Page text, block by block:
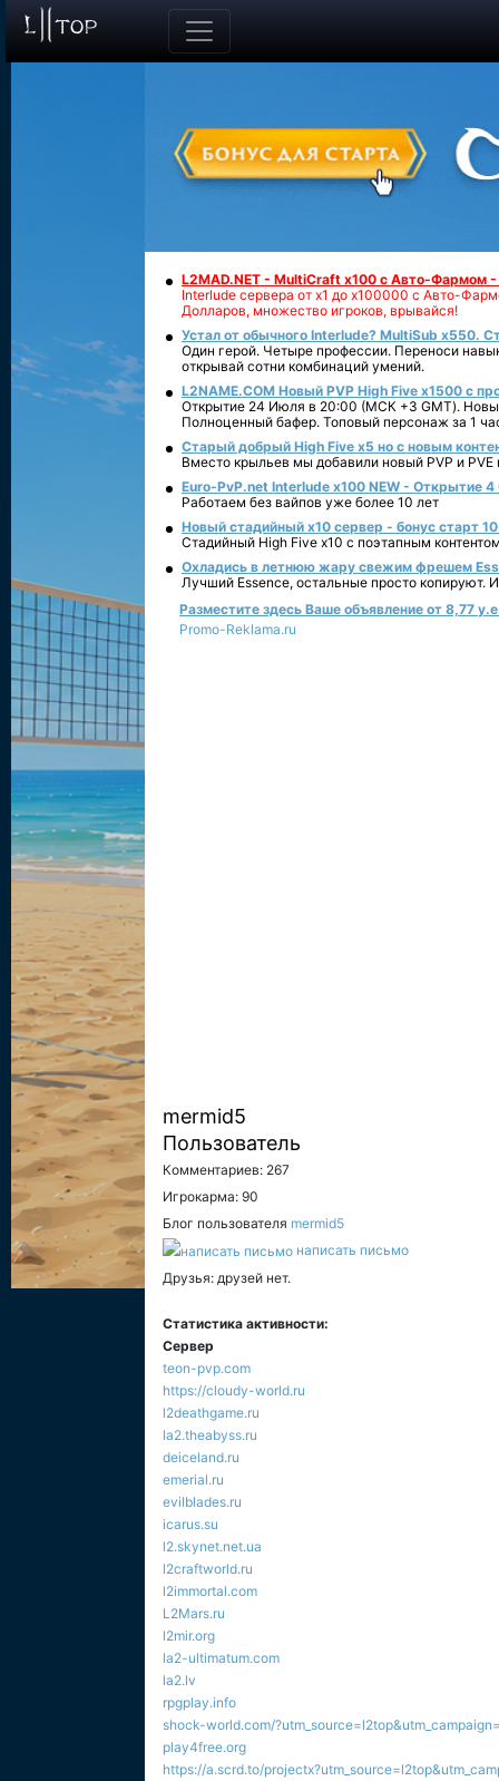
L2MAD.NET - MultiCraft x100 с Авто-Фармом
Interlude сервера от х1 до х100000 с Авто-
Долларов, множество игроков, врывайся!
Устал от обычного Interlude? MultiSub x550.
Один герой. Четыре профессии. Переноси
открывай сотни комбинаций умений.
L2NAME.COM Новый PVP High Five x1500 с
Открытие 24 Июля в 20:00 (МСК +3 GMT).
Полноценный бафер. Топовый персонаж за 1
Старый добрый High Five x5 но с новым
Вместо крыльев мы добавили новый PVP и PVE
Euro-PvP.net Interlude х100 NEW - Открытие 4
Работаем без вайпов уже более 10 лет
Новый стадийный х10 сервер - бонус старт
Стадийный High Five x10 с поэтапным
Охладись в летнюю жару свежим фрешем
Лучший Essence, остальные просто копируют.
Разместите здесь Ваше объявление от 8,77
Promo-Reklama.ru
mermid5
Пользователь
Комментариев: 267
Игрокарма: 90
Блог пользователя mermid5
написать письмо
Друзья: друзей нет.
Статистика активности:
Сервер
teon-pvp.com
https://cloudy-world.ru
l2deathgame.ru
la2.theabyss.ru
deiceland.ru
emerial.ru
evilblades.ru
icarus.su
l2.skynet.net.ua
l2craftworld.ru
l2immortal.com
L2Mars.ru
l2mir.org
la2-ultimatum.com
la2.lv
rpgplay.info
shock-world.com/
play4free.org
https://a.scrd.to/